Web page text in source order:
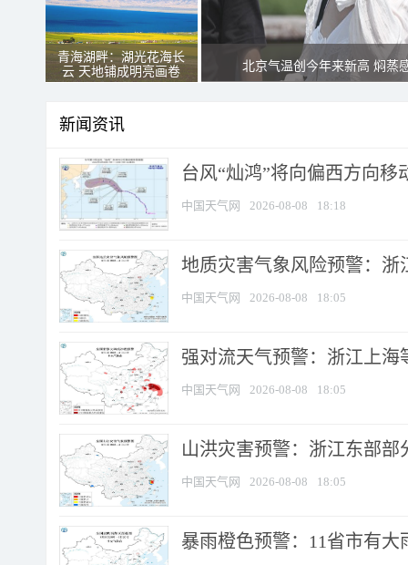
青海湖畔：湖光花海长
云 天地铺成明亮画卷
北京气温创今年来新高 焖蒸
新闻资讯
台风“灿鸿”将向偏西方向移
中国天气网 2026-08-08 18:18
地质灾害气象风险预警：
中国天气网 2026-08-08 18:05
强对流天气预警：浙江上海
中国天气网 2026-08-08 18:05
山洪灾害预警：浙江东部
中国天气网 2026-08-08 18:05
暴雨橙色预警：11省市有